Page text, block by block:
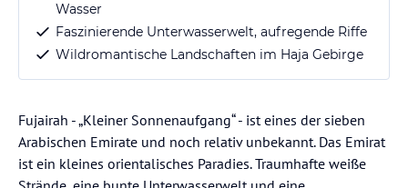
Wasser
Faszinierende Unterwasserwelt, aufregende Riffe
Wildromantische Landschaften im Haja Gebirge
Fujairah - „Kleiner Sonnenaufgang“ - ist eines der sieben
Arabischen Emirate und noch relativ unbekannt. Das Emirat
ist ein kleines orientalisches Paradies. Traumhafte weiße